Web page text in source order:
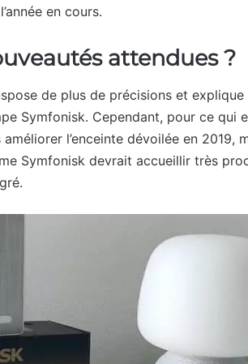
en cours.
attendues ?
de plus de précisions et
Symfonisk. Cependant, pour ce qui
l’enceinte dévoilée en 2019,
Symfonisk devrait accueillir très